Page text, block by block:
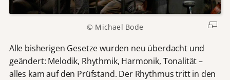
© Michael Bode
Alle bisherigen Gesetze wurden neu überdacht und
geändert: Melodik, Rhythmik, Harmonik, Tonalität –
alles kam auf den Prüfstand. Der Rhythmus tritt in den